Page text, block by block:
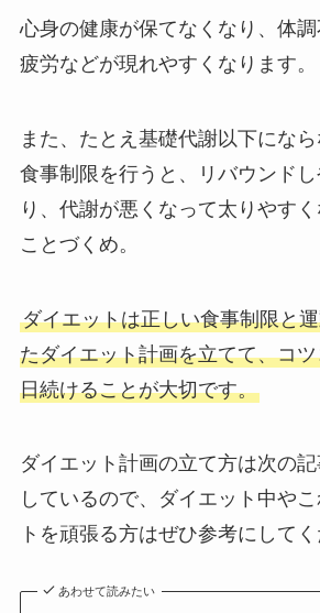
心身の健康が保てなくなり、体
疲労などが現れやすくなります。
また、たとえ基礎代謝以下にな
食事制限を行うと、リバウンド
り、代謝が悪くなって太りやす
ことづくめ。
ダイエットは正しい食事制限と
たダイエット計画を立てて、コ
日続けることが大切です。
ダイエット計画の立て方は次の
しているので、ダイエット中や
トを頑張る方はぜひ参考にしてく
あわせて読みたい